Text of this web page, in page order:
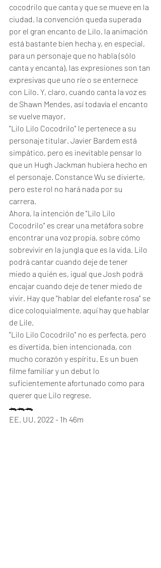
cocodrilo que canta y que se mueve en la
ciudad, la convención queda superada
por el gran encanto de Lilo. la animación
está bastante bien hecha y, en especial,
para un personaje que no habla (sólo
canta y encanta), las expresiones son tan
expresivas que uno ríe o se enternece
con Lilo. Y, claro, cuando canta la voz es
de Shawn Mendes, así todavía el encanto
se vuelve mayor.
"Lilo Lilo Cocodrilo" le pertenece a su
personaje titular. Javier Bardem está
simpático, pero es inevitable pensar lo
que un Hugh Jackman hubiera hecho en
el personaje. Constance Wu se divierte,
pero este rol no hará nada por su
carrera.
Ahora, la intención de "Lilo Lilo
Cocodrilo" es crear una metáfora sobre
encontrar una voz propia, sobre cómo
sobrevivir en la jungla que es la vida. Lilo
podrá cantar cuando deje de tener
miedo a quién es, igual que Josh podrá
encajar cuando deje de tener miedo de
vivir. Hay que "hablar del elefante rosa" se
dice coloquialmente, aquí hay que hablar
de Lile.
"Lilo Lilo Cocodrilo" no es perfecta, pero
es divertida, bien intencionada, con
mucho corazón y espíritu. Es un buen
filme familiar y un debut lo
suficientemente afortunado como para
querer que Lilo regrese.
🐊🐊🐊
EE. UU. 2022 - 1h 46m